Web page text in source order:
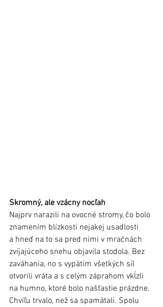
Skromný, ale vzácny nocľah
Najprv narazili na ovocné stromy, čo bolo
znamením blízkosti nejakej usadlosti
a hneď na to sa pred nimi v mračnách
zvíjajúceho snehu objavila stodola. Bez
zaváhania, no s vypätím všetkých síl
otvorili vráta a s celým záprahom vkĺzli
na humno, ktoré bolo našťastie prázdne.
Chvíľu trvalo, než sa spamätali. Spolu